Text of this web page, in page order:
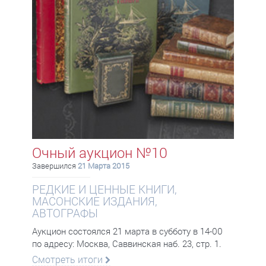
Очный аукцион №10
Завершился 21 Марта 2015
РЕДКИЕ И ЦЕННЫЕ КНИГИ,
МАСОНСКИЕ ИЗДАНИЯ,
АВТОГРАФЫ
Аукцион состоялся 21 марта в субботу в 14-00
по адресу: Москва, Саввинская наб. 23, стр. 1.
Смотреть итоги